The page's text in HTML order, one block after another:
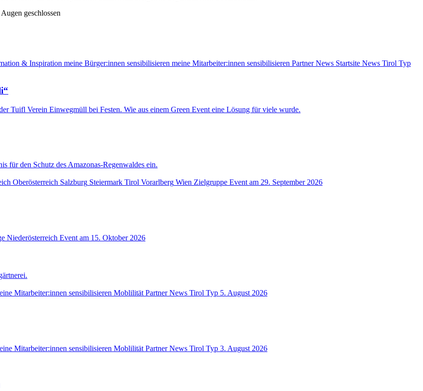
& Inspiration meine Bürger:innen sensibilisieren meine Mitarbeiter:innen sensibilisieren Partner News Startsite News Tirol Typ
Tuifl Verein Einwegmüll bei Festen. Wie aus einem Green Event eine Lösung für viele wurde.
für den Schutz des Amazonas-Regenwaldes ein.
Oberösterreich Salzburg Steiermark Tirol Vorarlberg Wien Zielgruppe Event am 29. September 2026
Niederösterreich Event am 15. Oktober 2026
Mitarbeiter:innen sensibilisieren Moblilität Partner News Tirol Typ 5. August 2026
Mitarbeiter:innen sensibilisieren Moblilität Partner News Tirol Typ 3. August 2026